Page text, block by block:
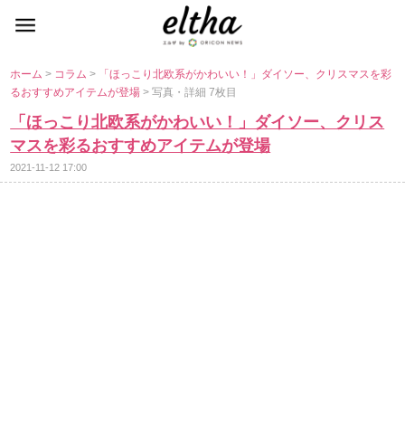
ホーム> コラム>
「ほっこり北欧系がかわいい！」ダイソー、クリスマスを彩
るおすすめアイテムが登場> 写真・詳細 7枚目
「ほっこり北欧系がかわいい！」ダイソー、クリス
マスを彩るおすすめアイテムが登場
2021-11-12 17:00